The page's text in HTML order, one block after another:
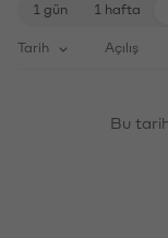
1 gün 1 hafta
Tarih Açılış
Bu